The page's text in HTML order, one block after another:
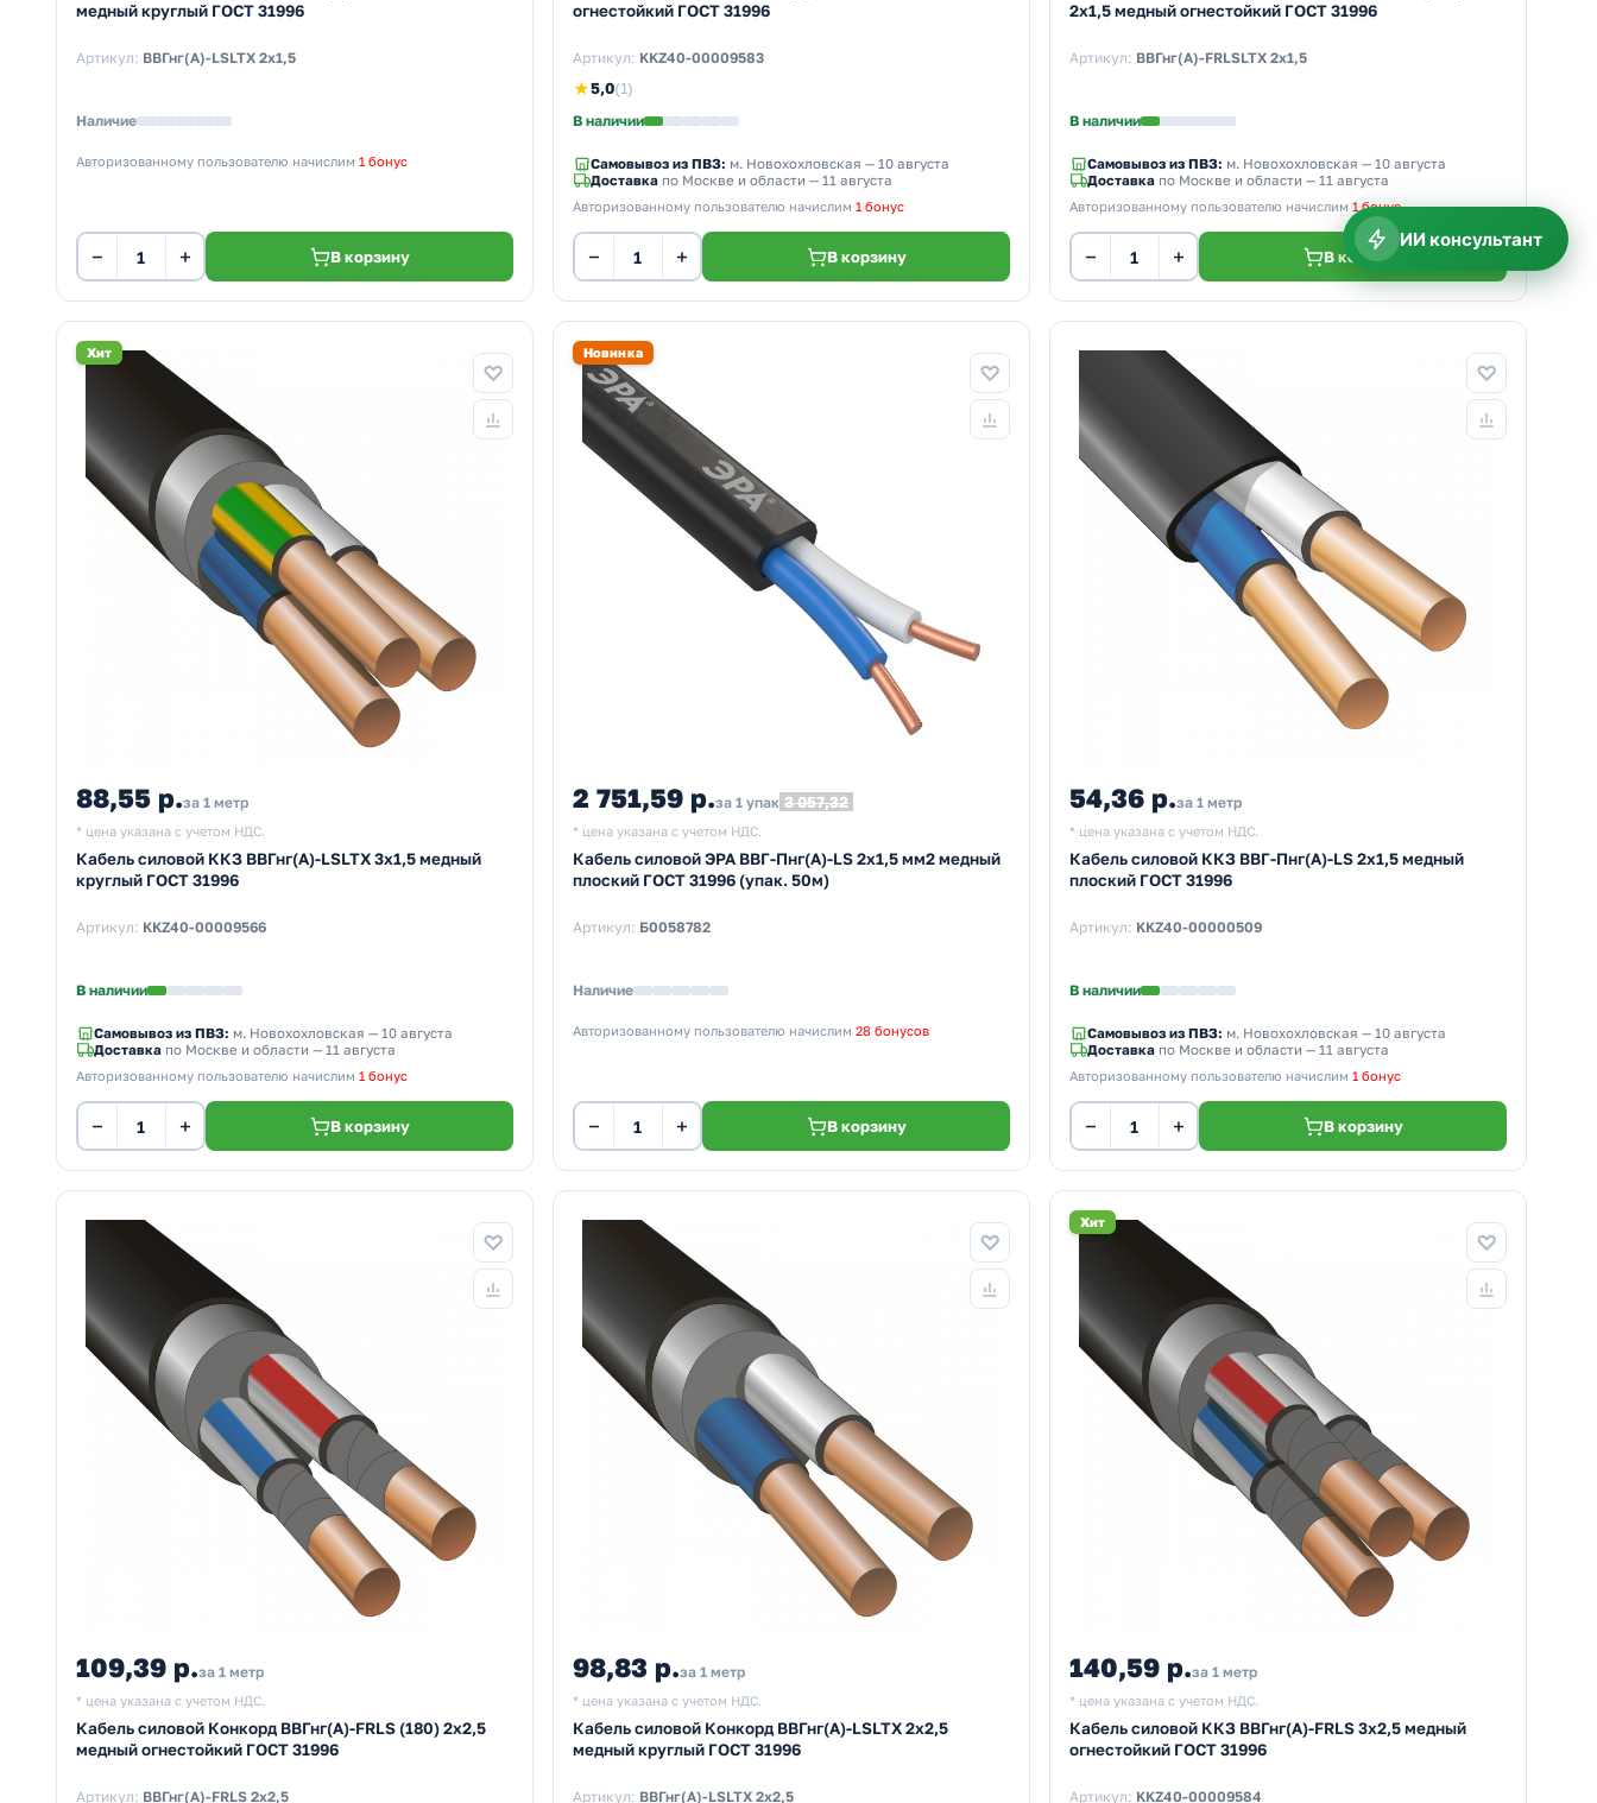
медный круглый ГОСТ 31996
Артикул: ВВГнг(А)-LSLTX 2х1,5
Наличие
Авторизованному пользователю начислим 1 бонус
− + В корзину
огнестойкий ГОСТ 31996
Артикул: KKZ40-00009583
★5,0(1)
В наличии
Самовывоз из ПВЗ: м. Новохохловская — 10 августа
Доставка по Москве и области — 11 августа
Авторизованному пользователю начислим 1 бонус
− + В корзину
2х1,5 медный огнестойкий ГОСТ 31996
Артикул: ВВГнг(А)-FRLSLTX 2х1,5
В наличии
Самовывоз из ПВЗ: м. Новохохловская — 10 августа
Доставка по Москве и области — 11 августа
Авторизованному пользователю начислим 1 бонус
− + В корзину
Хит
88,55 р.за 1 метр
* цена указана с учетом НДС.
Кабель силовой ККЗ ВВГнг(А)-LSLTX 3х1,5 медный
круглый ГОСТ 31996
Артикул: KKZ40-00009566
В наличии
Самовывоз из ПВЗ: м. Новохохловская — 10 августа
Доставка по Москве и области — 11 августа
Авторизованному пользователю начислим 1 бонус
− + В корзину
Новинка
2 751,59 р.за 1 упак 3 057,32
* цена указана с учетом НДС.
Кабель силовой ЭРА ВВГ-Пнг(А)-LS 2х1,5 мм2 медный
плоский ГОСТ 31996 (упак. 50м)
Артикул: Б0058782
Наличие
Авторизованному пользователю начислим 28 бонусов
− + В корзину
54,36 р.за 1 метр
* цена указана с учетом НДС.
Кабель силовой ККЗ ВВГ-Пнг(А)-LS 2х1,5 медный
плоский ГОСТ 31996
Артикул: KKZ40-00000509
В наличии
Самовывоз из ПВЗ: м. Новохохловская — 10 августа
Доставка по Москве и области — 11 августа
Авторизованному пользователю начислим 1 бонус
− + В корзину
109,39 р.за 1 метр
* цена указана с учетом НДС.
Кабель силовой Конкорд ВВГнг(А)-FRLS (180) 2х2,5
медный огнестойкий ГОСТ 31996
Артикул: ВВГнг(А)-FRLS 2х2,5
98,83 р.за 1 метр
* цена указана с учетом НДС.
Кабель силовой Конкорд ВВГнг(А)-LSLTX 2х2,5
медный круглый ГОСТ 31996
Артикул: ВВГнг(А)-LSLTX 2х2,5
Хит
140,59 р.за 1 метр
* цена указана с учетом НДС.
Кабель силовой ККЗ ВВГнг(А)-FRLS 3х2,5 медный
огнестойкий ГОСТ 31996
Артикул: KKZ40-00009584
ИИ консультант